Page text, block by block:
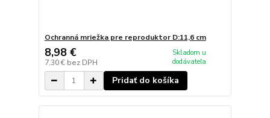
Ochranná mriežka pre reproduktor D:11,6 cm
8,98 €
7,30 € bez DPH
Skladom u
dodávateľa
Pridať do košíka